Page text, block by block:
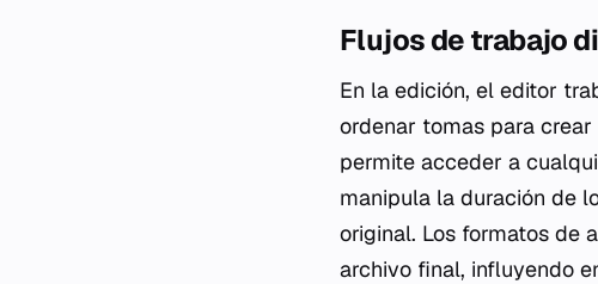
Flujos de trabajo
En la edición, el editor
ordenar tomas para
permite acceder a
manipula la duración de
original. Los formatos de
archivo final, influyendo